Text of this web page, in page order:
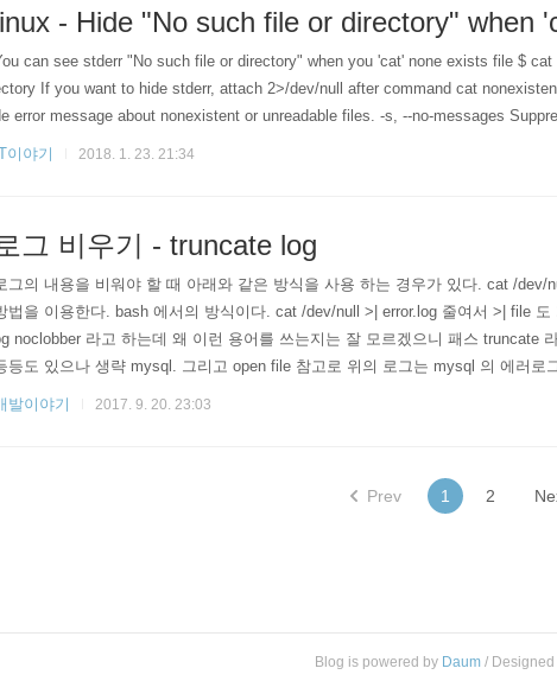
- Hide "No such file or directory" when
can see stderr "No such file or directory" when you 'cat' none exists file $
If you want to hide stderr, attach 2>/dev/null after command cat
error message about nonexistent or unreadable files. -s, --no-messages
이야기 2018. 1. 23. 21:34
그 비우기 - truncate log
그의 내용을 비워야 할 때 아래와 같은 방식을 사용 하는 경우가 있다. cat /dev/
법을 이용한다. bash 에서의 방식이다. cat /dev/null >| error.log 줄여서 >| file
noclobber 라고 하는데 왜 이런 용어를 쓰는지는 잘 모르겠으니 패스 truncate
등도 있으나 생략 mysql. 그리고 open file 참고로 위의 로그는 mysql 의 에러
만 한번 사용한 파일을 계속 ..
발이야기 2017. 9. 20. 23:03
Prev 1 2
Blog is powered by Daum /